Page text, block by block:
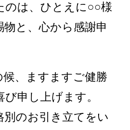
のは、ひとえに○○様
と、心から感謝申
、ますますご健勝
申し上げます。
のお引き立てをい